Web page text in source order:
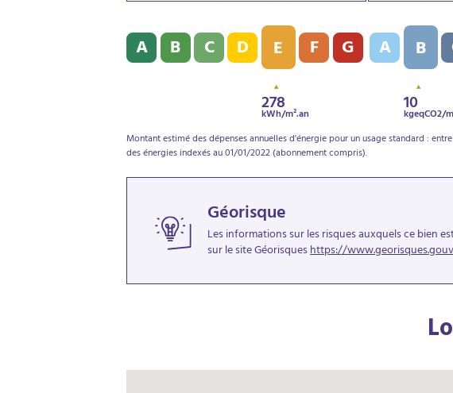
Diagnostic de performance énergétique (DPE) : E - 278
A B C D E
278
kWh/m².an
F G Indice
A B
10
kgeqCO2/
Montant estimé des dépenses annuelles d'énergie pour un usage standard :
des énergies indexés au 01/01/2022 (abonnement compris).
Géorisque
Les informations sur les risques auxquels ce bien
sur le site Géorisqueshttps://